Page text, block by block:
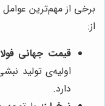
برخی از مهم‌ترین عوامل
از:
قیمت جهانی
اولیه‌ی تولید
دارد.